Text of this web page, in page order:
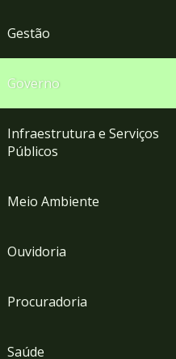
Gestão
Governo
Infraestrutura e Serviços
Públicos
Meio Ambiente
Ouvidoria
Procuradoria
Saúde